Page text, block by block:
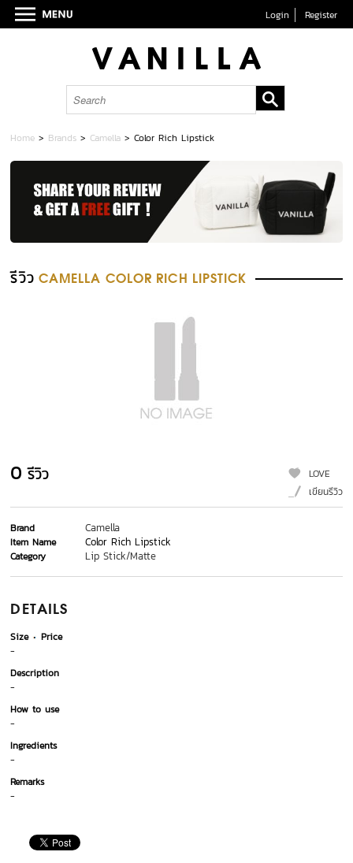
Login Register
Home > Brands > Camella >Color Rich Lipstick
รีวิว CAMELLA COLOR RICH LIPSTICK
0 รีวิว
LOVE
เขียนรีวิว
Brand Camella
Item Name Color Rich Lipstick
Category Lip Stick/Matte
DETAILS
Size
Price
-
Description
-
How to use
-
Ingredients
-
Remarks
-